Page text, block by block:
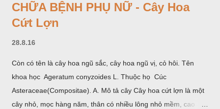
CHỮA BỆNH PHỤ NỮ - Cây Hoa
Cứt Lợn
28.8.16
Còn có tên là cây hoa ngũ sắc, cây hoa ngũ vị, cỏ hôi. Tên
khoa học Ageratum conyzoides L. Thuộc họ Cúc
Asteraceae(Compositae). A. Mô tả cây Cây hoa cứt lợn là một
cây nhỏ, mọc hàng năm, thân có nhiều lông nhỏ mềm, cao